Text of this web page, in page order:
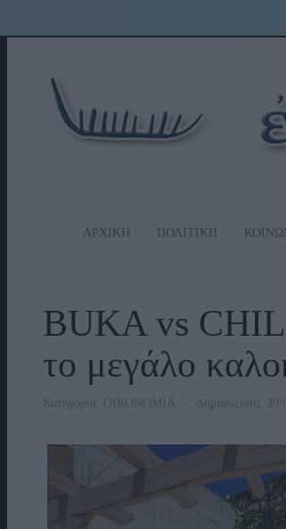
ΑΡΧΙΚΗ ΠΟΛΙΤΙΚΗ
BUKA vs
το μεγάλο
Κατηγορία: ΟΙΚΟΝΟΜΙΑ Δημοσίευση: 30/